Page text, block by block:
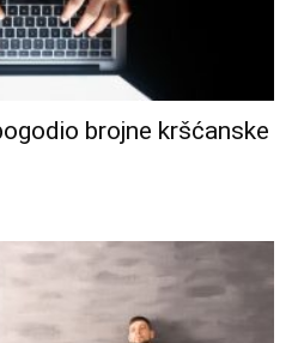
brojne kršćanske